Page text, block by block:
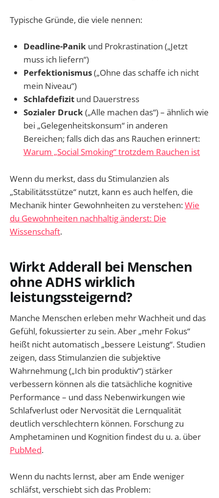
Typische Gründe, die viele nennen:
Deadline-Panik und Prokrastination („Jetzt
muss ich liefern“)
Perfektionismus(„Ohne das schaffe ich nicht
mein Niveau“)
Schlafdefizit und Dauerstress
Sozialer Druck(„Alle machen das“) – ähnlich wie
bei „Gelegenheitskonsum“ in anderen
Bereichen; falls dich das ans Rauchen erinnert:
Warum „Social Smoking“ trotzdem Rauchen ist
Wenn du merkst, dass du Stimulanzien als
„Stabilitätsstütze“ nutzt, kann es auch helfen, die
Mechanik hinter Gewohnheiten zu verstehen:Wie
du Gewohnheiten nachhaltig änderst: Die
Wissenschaft.
Wirkt Adderall bei Menschen
ohne ADHS wirklich
leistungssteigernd?
Manche Menschen erleben mehr Wachheit und das
Gefühl, fokussierter zu sein. Aber „mehr Fokus“
heißt nicht automatisch „bessere Leistung“. Studien
zeigen, dass Stimulanzien die subjektive
Wahrnehmung („Ich bin produktiv“) stärker
verbessern können als die tatsächliche kognitive
Performance – und dass Nebenwirkungen wie
Schlafverlust oder Nervosität die Lernqualität
deutlich verschlechtern können. Forschung zu
Amphetaminen und Kognition findest du u. a. über
PubMed.
Wenn du nachts lernst, aber am Ende weniger
schläfst, verschiebt sich das Problem: